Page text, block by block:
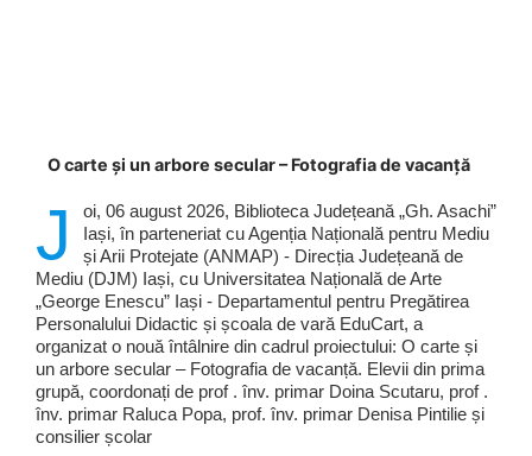
O carte și un arbore secular – Fotografia de vacanță
J
oi, 06 august 2026, Biblioteca Județeană „Gh. Asachi”
Iași, în parteneriat cu Agenția Națională pentru Mediu
și Arii Protejate (ANMAP) - Direcția Județeană de
Mediu (DJM) Iași, cu Universitatea Națională de Arte
„George Enescu” Iași - Departamentul pentru Pregătirea
Personalului Didactic și școala de vară EduCart, a
organizat o nouă întâlnire din cadrul proiectului: O carte și
un arbore secular – Fotografia de vacanță. Elevii din prima
grupă, coordonați de prof . înv. primar Doina Scutaru, prof .
înv. primar Raluca Popa, prof. înv. primar Denisa Pintilie și
consilier școlar